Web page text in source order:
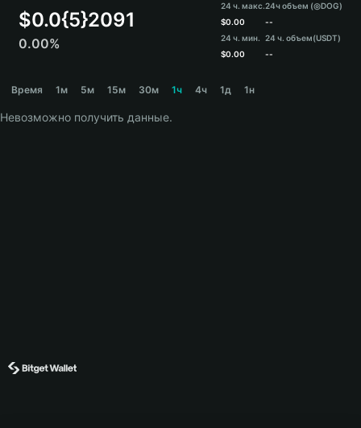
Español
Português (Brasil)
$0.0{5}2091
0.00%
24 ч. макс.
$0.00
24 ч. мин.
$0.00
24ч объем (◎DOG)
--
24 ч. объем(USDT)
--
Время 1м 5м 15м 30м 1ч 4ч 1д 1н
Невозможно получить данные.